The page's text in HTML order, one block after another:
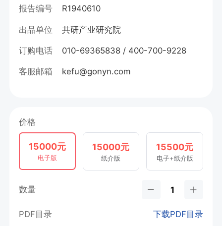
报告编号 R1940610
出品单位 共研产业研究院
订购电话 010-69365838 / 400-700-9228
客服邮箱 kefu@gonyn.com
价格
15000元
电子版
15000元
纸介版
15500元
电子+纸介版
数量
PDF目录 下载PDF目录